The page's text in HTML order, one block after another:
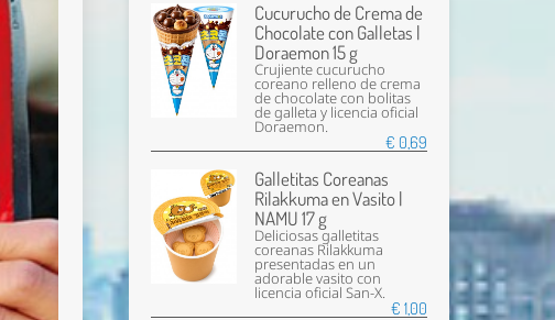
Cucurucho de Crema de
Chocolate con Galletas |
Doraemon 15 g
Crujiente cucurucho
coreano relleno de crema
de chocolate con bolitas
de galleta y licencia oficial
Doraemon.
€ 0,69
Galletitas Coreanas
Rilakkuma en Vasito |
NAMU 17 g
Deliciosas galletitas
coreanas Rilakkuma
presentadas en un
adorable vasito con
licencia oficial San-X.
€ 1,00